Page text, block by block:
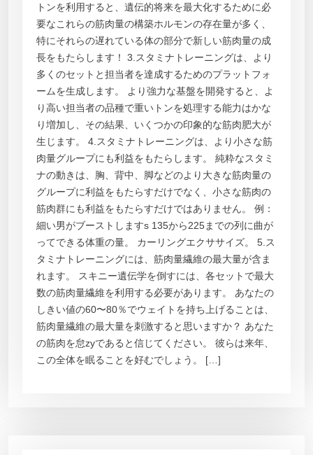
トンを利用すると、遺伝的将来を最大化するために必
要なこれらの筋肉量の構築ホルモンの存在量が多く、
特にそれらの遅れている体の部分で新しい筋肉量の成
長をもたらします！ 3.スタミナトレーニングは、より
多くのセットと担当者を達成するためのプラットフォ
ームを生成します。 より強力な基盤を開発すると、よ
り高い担当者の品種で重いトンを処理する能力はかな
り増加し、その結果、いくつかの印象的な筋肉肥大が
生じます。 4.スタミナトレーニングは、より小さな筋
肉量グループにも利益をもたらします。 純粋なスタミ
ナの動きは、胸、背中、脚などのより大きな筋肉量の
グループに利益をもたらすだけでなく、小さな筋肉の
筋肉群にも利益をもたらすだけではありません。 例：
細い男がブーストしますs 135から225までの列に曲が
ってできる体重の量。 カーリングエクササイズ。 5.ス
タミナトレーニングには、筋肉量繊維の最大量が含ま
れます。 スキニー遺伝学を倒すには、各セットで最大
数の筋肉量繊維を利用する必要があります。 あなたの
しきい値の60〜80％でウェイトを持ち上げることは、
筋肉量繊維の最大量を刺激すると思いますか？ あなた
の筋肉を怠zyであると信じてください。 彼らは来年、
この全体を眠ることを好むでしょう。 […]